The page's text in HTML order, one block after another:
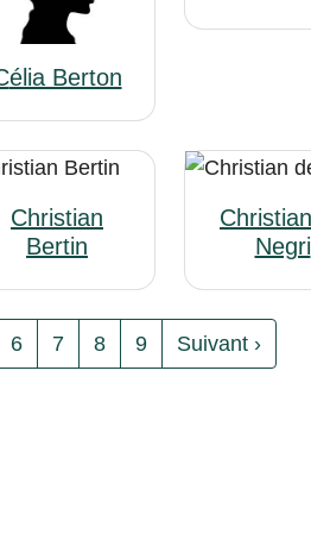
Célia Berton
Christian
Bertin
Christian de
Negri
6 7 8 9 Suivant ›